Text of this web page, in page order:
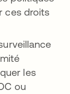
ces droits
les
ou